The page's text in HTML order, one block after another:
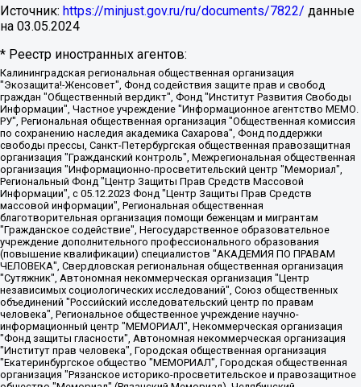
Источник: https://minjust.gov.ru/ru/documents/7822/ данные
на 03.05.2024
* Реестр иностранных агентов:
Калининградская региональная общественная организация "Экозащита!-Женсовет", Фонд содействия защите прав и свобод граждан "Общественный вердикт", Фонд "Институт Развития Свободы Информации", Частное учреждение "Информационное агентство МЕМО. РУ", Региональная общественная организация "Общественная комиссия по сохранению наследия академика Сахарова", Фонд поддержки свободы прессы, Санкт-Петербургская общественная правозащитная организация "Гражданский контроль", Межрегиональная общественная организация "Информационно-просветительский центр "Мемориал", Региональный Фонд "Центр Защиты Прав Средств Массовой Информации", с 05.12.2023 Фонд "Центр Защиты Прав Средств массовой информации", Региональная общественная благотворительная организация помощи беженцам и мигрантам "Гражданское содействие", Негосударственное образовательное учреждение дополнительного профессионального образования (повышение квалификации) специалистов "АКАДЕМИЯ ПО ПРАВАМ ЧЕЛОВЕКА", Свердловская региональная общественная организация "Сутяжник", Автономная некоммерческая организация "Центр независимых социологических исследований", Союз общественных объединений "Российский исследовательский центр по правам человека", Региональное общественное учреждение научно-информационный центр "МЕМОРИАЛ", Некоммерческая организация "Фонд защиты гласности", Автономная некоммерческая организация "Институт прав человека", Городская общественная организация "Екатеринбургское общество "МЕМОРИАЛ", Городская общественная организация "Рязанское историко-просветительское и правозащитное общество "Мемориал" (Рязанский Мемориал), Челябинский региональный орган общественной самодеятельности – женское общественное объединение "Женщины Евразии", Челябинский региональный орган общественной самодеятельности "Уральская правозащитная группа", Фонд содействия защите здоровья и социальной справедливости имени Андрея Рылькова, Автономная Некоммерческая Организация "Аналитический Центр Юрия Левады", Автономная некоммерческая организация социальной поддержки населения "Проект Апрель", Региональная общественная организация помощи женщинам и детям, находящимся в кризисной ситуации "Информационно-методический центр "Анна", Фонд содействия развитию массовых коммуникаций и правовому просвещению "Так-так-Так", Фонд содействия устойчивому развитию "Серебряная тайга", Свердловский региональный общественный фонд социальных проектов "Новое время", "Idel.Реалии", Кавказ.Реалии, Крым.Реалии, Телеканал Настоящее Время, Татаро-башкирская служба Радио Свобода (Azatliq Radiosi), Радио Свободная Европа/Радио Свобода (PCE/PC), "Сибирь.Реалии", "Фактограф", Благотворительный фонд помощи осужденным и их семьям, Автономная некоммерческая организация "Институт глобализации и социальных движений", Фонд "В защиту прав заключенных", Частное учреждение "Центр поддержки и содействия развитию средств массовой информации", Пензенский региональный общественный благотворительный фонд "Гражданский союз", "Север.Реалии", Некоммерческая организация Фонд "Правовая инициатива", Общество с ограниченной ответственностью "Радио Свободная Европа/Радио Свобода", Чешское информационное агентство "MEDIUM-ORIENT", Красноярская региональная общественная организация "Мы против СПИДа", Камалягин Денис Николаевич, Маркелов Сергей Евгеньевич, Пономарев Лев Александрович, Савицкая Людмила Алексеевна, Автономная некоммерческая организация "Центр по работе с проблемой насилия "НАСИЛИЮ.НЕТ", Межрегиональный профессиональный союз работников здравоохранения "Альянс врачей", Юридическое лицо, зарегистрированное в Латвийской Республике, SIA "Medusa Project" (регистрационный номер 40103797863, дата регистрации 10.06.2014), Некоммерческая организация "Фонд по борьбе с коррупцией", Автономная некоммерческая организация "Институт права и публичной политики", Баданин Роман Сергеевич, Гликин Максим Александрович, Железнова Мария Михайловна, Лукьянова Юлия Сергеевна, Маетная Елизавета Витальевна, Маняхин Петр Борисович, Чуракова Ольга Владимировна, Ярош Юлия Петровна, Юридическое лицо "The Insider SIA", зарегистрированное в Риге, Латвийская Республика (дата регистрации 26.06.2015), являющееся администратором доменного имени интернет-издания "The Insider SIA", https://theins.ru, Постернак Алексей Евгеньевич, Рубин Михаил Аркадьевич, Анин Роман Александрович, Юридическое лицо Istories fonds, зарегистрированное в Латвийской Республике (регистрационный номер 50008295751, дата регистрации 24.02.2020), Великовский Дмитрий Александрович, Долинина Ирина Николаевна, Мароховская Алеся Алексеевна, Шлейнов Роман Юрьевич, Шмагун Олеся Валентиновна, Общество с ограниченной ответственностью "Альтаир 2021", Общество с ограниченной ответственностью "Вега 2021", Общество с ограниченной ответственностью "Главный редактор 2021", Общество с ограниченной ответственностью "Ромашки монолит", Важенков Артем Валерьевич, Ивановская областная общественная организация "Центр гендерных исследований", Гурман Юрий Альбертович, Медиапроект "ОВД-Инфо", Егоров Владимир Владимирович, Жилинский Владимир Александрович, Общество с ограниченной ответственностью "ЗП", Иванова София Юрьевна, Карезина Инна Павловна, Кильтау Екатерина Викторовна, Петров Алексей Викторович, Пискунов Сергей Евгеньевич, Смирнов Сергей Сергеевич, Тихонов Михаил Сергеевич, Общество с ограниченной ответственностью "ЖУРНАЛИСТ-ИНОСТРАННЫЙ АГЕНТ", Арапова Галина Юрьевна, Вольтская Татьяна Анатольевна, Американская компания "Mason G.E.S. Anonymous Foundation" (США), являющаяся владельцем интернет-издания https://mnews.world/, Компания "Stichting Bellingcat", зарегистрированная в Нидерландах (дата регистрации 11.07.2018), Захаров Андрей Вячеславович, Клепиковская Екатерина Дмитриевна, Общество с ограниченной ответственностью "МЕМО", Перл Роман Александрович, Симонов Евгений Алексеевич, Соловьева Елена Анатольевна, Сотников Даниил Владимирович, Сурначева Елизавета Дмитриевна, Автономная некоммерческая организация по защите прав человека и информированию населения "Якутия – Наше Мнение", Общество с ограниченной ответственностью "Москоу диджитал медиа", с 26.01.2023 Общество с ограниченной ответственностью "Чайка Белые сады", Ветошкина Валерия Валерьевна, Заговора Максим Александрович, Межрегиональное общественное движение "Российская ЛГБТ - сеть", Оленичев Максим Владимирович, Павлов Иван Юрьевич, Скворцова Елена Сергеевна, Общество с ограниченной ответственностью "Как бы инагент", Кочетков Игорь Викторович, Общество с ограниченной ответственностью "Честные выборы", Еланчик Олег Александрович, Общество с ограниченной ответственностью "Нобелевский призыв", Гималова Регина Эмилевна, Григорьев Андрей Валерьевич, Григорьева Алина Александровна, Ассоциация по содействию защите прав призывников, альтернативнослужащих и военнослужащих "Правозащитная группа "Гражданин.Армия.Право", Хисамова Регина Фаритовна, Автономная некоммерческая организация по реализации социально-правовых программ "Лилит", Дальневосточное общественное движение "Маяк", Санкт-Петербургская ЛГБТ-инициативная группа "Выход", Инициативная группа ЛГБТ+ "Реверс", Алексеев Андрей Викторович, Бекбулатова Таисия Львовна, Беляев Иван Михайлович, Владыкина Елена Сергеевна, Гельман Марат Александрович, Никульшина Вероника Юрьевна, Толоконникова Надежда Андреевна, Шендерович Виктор Анатольевич, Общество с ограниченной ответственностью "Данное сообщение", Общество с ограниченной ответственностью Издательский дом "Новая глава", Айнбиндер Александра Александровна, Московский комьюнити-центр для ЛГБТ+инициатив, Благотворительный фонд развития филантропии, Deutsche Welle (Германия, Kurt-Schumacher-Strasse 3, 53113 Bonn), Борзунова Мария Михайловна, Воробьев Виктор Викторович, Голубева Анна Львовна, Константинова Алла Михайловна, Малкова Ирина Владимировна, Мурадов Мурад Абдулгалимович, Осетинская Елизавета Николаевна, Понасенков Евгений Николаевич, Ганапольский Матвей Юрьевич, Киселев Евгений Алексеевич, Борухович Ирина Григорьевна, Дремин Иван Тимофеевич, Дубровский Дмитрий Викторович, Красноярская региональная общественная организация поддержки и развития альтернативных образовательных технологий и межкультурных коммуникаций "ИНТЕРРА", Маяковская Екатерина Алексеевна, Фейгин Марк Захарович, Филимонов Андрей Викторович, Дзугкоева Регина Николаевна, Доброхотов Роман Александрович, Дудь Юрий Александрович, Елкин Сергей Владимирович, Кругликов Кирилл Игоревич, Сабунаева Мария Леонидовна, Семенов Алексей Владимирович, Шаинян Карен Багратович, Шульман Екатерина Михайловна, Асафьев Артур Валерьевич, Вахштайн Виктор Семенович, Венедиктов Алексей Алексеевич, Лушникова Екатерина Евгеньевна, Волков Леонид Михайлович, Невзоров Александр Глебович, Пархоменко Сергей Борисович, Сироткин Ярослав Николаевич, Кара-Мурза Владимир Владимирович, Баранова Наталья Владимировна, Гозман Леонид Яковлевич, Кагарлицкий Борис Юльевич, Климарев Михаил Валерьевич, Милов Владимир Станиславович, Автономная некоммерческая организация Краснодарский центр современного искусства "Типография", Моргенштерн Алишер Тагирович, Соболь Любовь Эдуардовна, Общество с ограниченной ответственностью "ЛИЗА НОРМ", Каспаров Гарри Кимович, Ходорковский Михаил Борисович, Общество с ограниченной ответственностью "Апрельские тезисы", Данилович Ирина Брониславовна, Кашин Олег Владимирович, Петров Николай Владимирович, Пивоваров Алексей Владимирович, Соколов Михаил Владимирович, Цветкова Юлия Владимировна, Чичваркин Евгений Александрович, Комитет против пыток/Команда против пыток, Общество с ограниченной ответственностью "Первый научный", Общество с ограниченной ответственностью "Вертолет и ко", Белоцерковская Вероника Борисовна, Кац Максим Евгеньевич, Лазарева Татьяна Юрьевна, Шаведдинов Руслан Табризович, Яшин Илья Валерьевич, Общество с ограниченной ответственностью "Иноагент ААВ", Алешковский Дмитрий Петрович, Альбац Евгения Марковна, Быков Дмитрий Львович, Галямина Юлия Евгеньевна, Лойко Сергей Леонидович, Мартынов Кирилл Константинович, Медведев Сергей Александрович, Крашенинников Федор Геннадиевич, Гордеева Катерина Вл